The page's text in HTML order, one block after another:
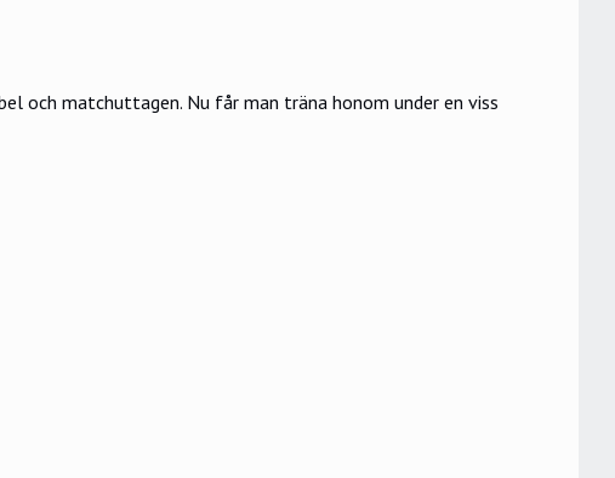
och matchuttagen. Nu får man träna honom under en viss